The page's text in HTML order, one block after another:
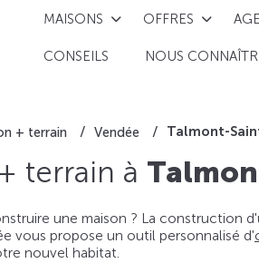
MAISONS OFFRES
CONSEILS NOUS
+ terrain Vendée Talmont-
terrain à
une maison ? La construction
vous propose un outil personnalisé d'
nouvel habitat.